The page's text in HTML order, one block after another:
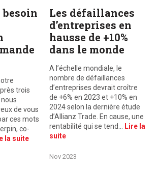
besoin
trois
de vous
ces mots
co-
la suite
Les défaillances
d’entreprises en
hausse de +10%
dans le monde
A l’échelle mondiale, le
nombre de défaillances
d’entreprises devrait croître
de +6% en 2023 et +10% en
2024 selon la dernière étude
d’Allianz Trade. En cause, une
rentabilité qui se tend…
Lire la
suite
Nov 2023